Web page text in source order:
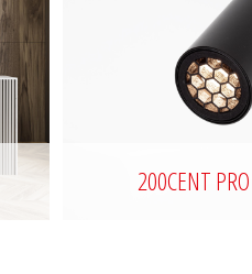
200CENT